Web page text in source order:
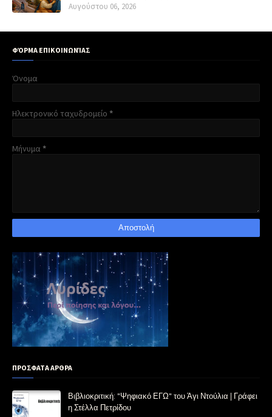
Αυγούστου 06, 2026
ΦΌΡΜΑ ΕΠΙΚΟΙΝΩΝΊΑΣ
Όνομα
Ηλεκτρονικό ταχυδρομείο *
Μήνυμα *
ΠΡΟΣΦΑΤΑ ΑΡΘΡΑ
Βιβλιοκριτική: "Ψηφιακό ΕΓΩ" του Άγι Ντούλια | Γράφει
η Στέλλα Πετρίδου